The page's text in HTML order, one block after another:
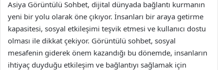
Asiya Görüntülü Sohbet, dijital dünyada bağlantı kurmanın
yeni bir yolu olarak öne çıkıyor. İnsanları bir araya getirme
kapasitesi, sosyal etkileşimi teşvik etmesi ve kullanıcı dostu
olması ile dikkat çekiyor. Görüntülü sohbet, sosyal
mesafenin giderek önem kazandığı bu dönemde, insanların
ihtiyaç duyduğu etkileşim ve bağlantıyı sağlamak için